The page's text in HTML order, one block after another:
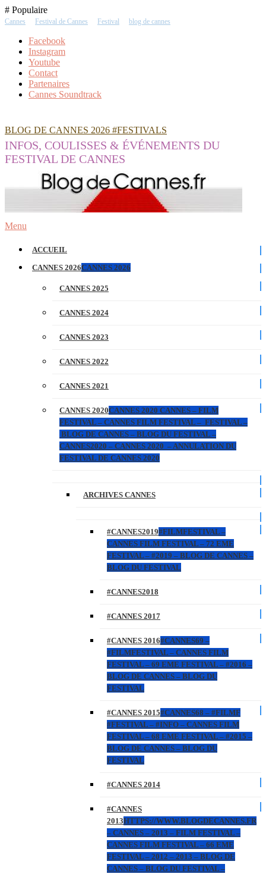
Skip
To
# Populaire
Cannes Festival de Cannes Festival blog de cannes
Facebook
Instagram
Youtube
Contact
Partenaires
Cannes Soundtrack
BLOG DE CANNES 2026 #FESTIVALS
INFOS, COULISSES & ÉVÉNEMENTS DU
FESTIVAL DE CANNES
Menu
ACCUEIL
CANNES 2026CANNES 2026
CANNES 2025
CANNES 2024
CANNES 2023
CANNES 2022
CANNES 2021
CANNES 2020CANNES 2020 CANNES – FILM
FESTIVAL – CANNES FILM FESTIVAL – FESTIVAL –
BLOG DE CANNES – BLOG DU FESTIVAL –
CANNES2020 – CANNES 2020 – ANNULATION DU
FESTIVAL DE CANNES 2020
ARCHIVES CANNES
#CANNES2019#FILMFESTIVAL –
CANNES FILM FESTIVAL – 72 EME
FESTIVAL – #2019 – BLOG DE CANNES –
BLOG DU FESTIVAL
#CANNES2018
#CANNES 2017
#CANNES 2016#CANNES69 –
#FILMFESTIVAL – CANNES FILM
FESTIVAL – 69 EME FESTIVAL – #2016 –
BLOG DE CANNES – BLOG DU
FESTIVAL
#CANNES 2015#CANNES68 – #FILMF
#FESTIVAL – #INFO – CANNES FILM
FESTIVAL – 68 EME FESTIVAL – #2015 –
BLOG DE CANNES – BLOG DU
FESTIVAL
#CANNES 2014
#CANNES
2013HTTPS://WWW.BLOGDECANNES.FR
– CANNES – 2013 – FILM FESTIVAL –
CANNES FILM FESTIVAL – 66 EME
FESTIVAL – 2012 – 2013 – BLOG DE
CANNES – BLOG DU FESTIVAL –